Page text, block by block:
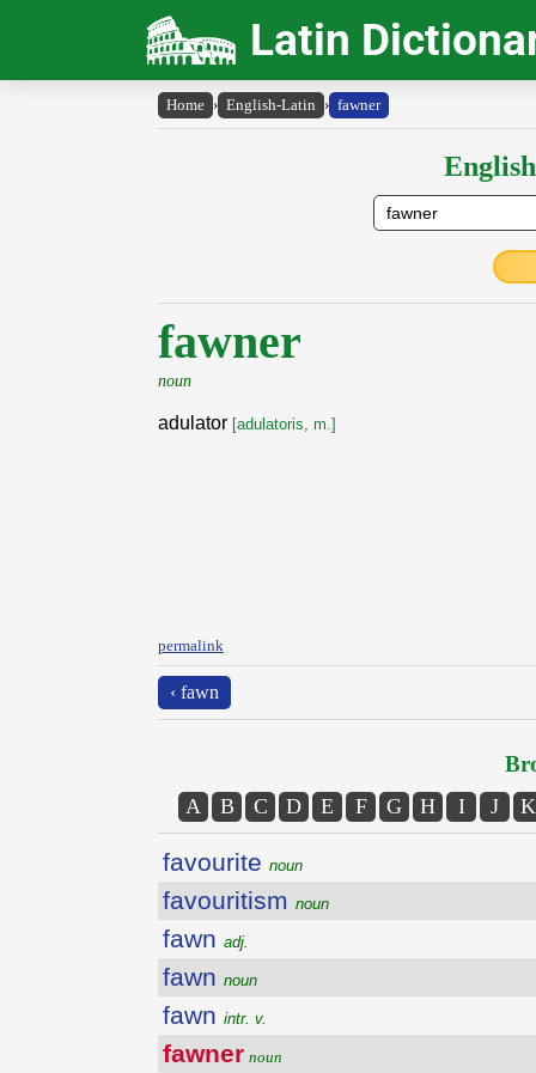
Latin
Home › English-Latin › fawner
fawner
noun
adulator [adulatoris, m.]
permalink
‹ fawn
A B C D E F G H I J K
favourite noun
favouritism noun
fawn adj.
fawn noun
fawn intr. v.
fawner noun